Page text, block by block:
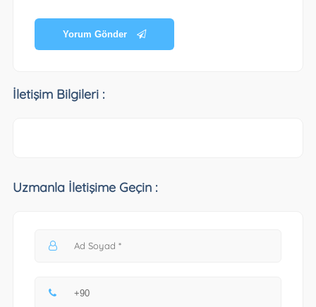
Yorum Gönder
İletişim Bilgileri :
Uzmanla İletişime Geçin :